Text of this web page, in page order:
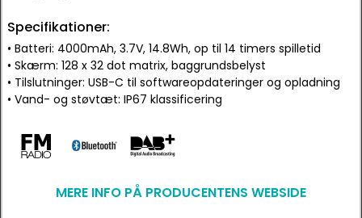
Specifikationer:
• Batteri: 4000mAh, 3.7V, 14.8Wh, op til 14 timers spilletid
• Skærm: 128 x 32 dot matrix, baggrundsbelyst
• Tilslutninger: USB-C til softwareopdateringer og opladning
• Vand- og støvtæt: IP67 klassificering
MERE INFO PÅ PRODUCENTENS WEBSIDE